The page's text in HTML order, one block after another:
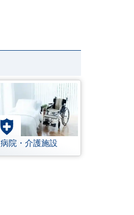
病院・介護施設